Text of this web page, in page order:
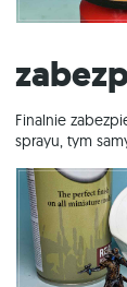
Finalnie
sprayu, tym